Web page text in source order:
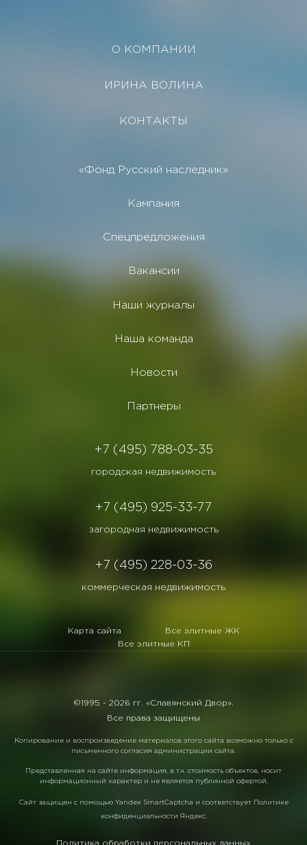
О КОМПАНИИ
ИРИНА ВОЛИНА
КОНТАКТЫ
«Фонд Русский наследник»
Кампания
Спецпредложения
Вакансии
Наши журналы
Наша команда
Новости
Партнеры
+7 (495) 788-03-35
городская недвижимость
+7 (495) 925-33-77
загородная недвижимость
+7 (495) 228-03-36
коммерческая недвижимость
Карта сайта
Все элитные ЖК
Все элитные КП
©1995 - 2026 гг. «Славянский Двор».
Все права защищены
Копирование и воспроизведение материалов этого сайта возможно только с
письменного согласия администрации сайта.
Представленная на сайте информация, в т.ч. стоимость объектов, носит
информационный характер и не является публичной офертой.
Сайт защищен с помощью Yandex SmartCaptcha и соответствует Политике
конфиденциальности Яндекс.
Политика обработки персональных данных